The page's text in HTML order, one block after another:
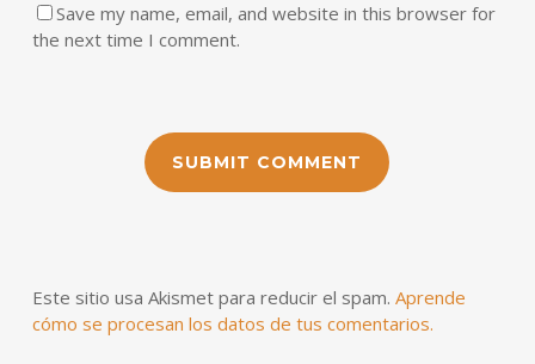
Save my name, email, and website in this browser for
the next time I comment.
Este sitio usa Akismet para reducir el spam. Aprende
cómo se procesan los datos de tus comentarios.